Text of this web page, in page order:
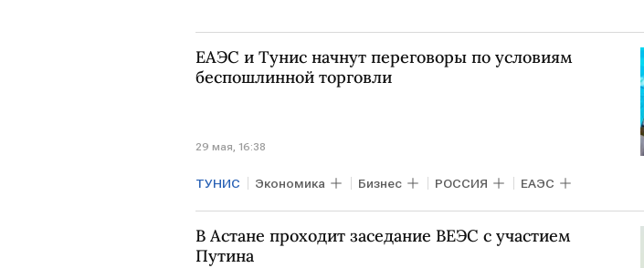
ЕАЭС и Тунис начнут переговоры по условиям
беспошлинной торговли
29 мая, 16:38
ТУНИС Экономика Бизнес РОССИЯ ЕАЭС
Евразийская экономическая комиссия
В Астане проходит заседание ВЕЭС с участием
Путина